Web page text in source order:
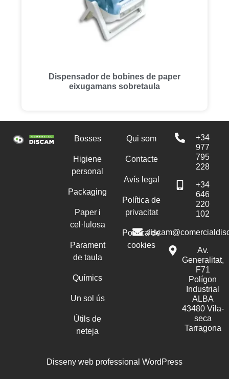
Dispensador de bobines de paper
eixugamans sobretaula
Bosses
Higiene
personal
Packaging
Paper i
cel·lulosa
Parament
de taula
Químics
Un sol ús
Útils de
neteja
Qui som
Contacte
Avís legal
Política de
privacitat
Política de
cookies
+34
977
795
228
+34
646
220
102
Av.
Generalitat,
F71
Polígon
Industrial
ALBA
43480 Vila-
seca
Tarragona
Disseny web professional WordPress